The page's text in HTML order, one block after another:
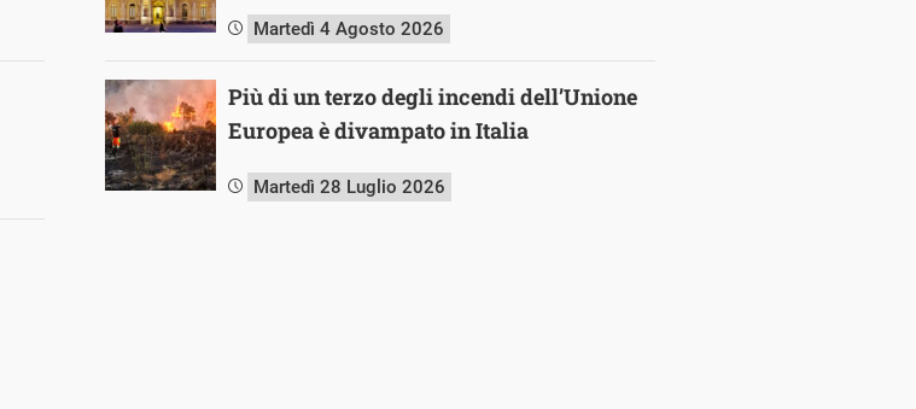
Martedì 4 Agosto 2026
Più di un terzo degli incendi dell’Unione
Europea è divampato in Italia
Martedì 28 Luglio 2026